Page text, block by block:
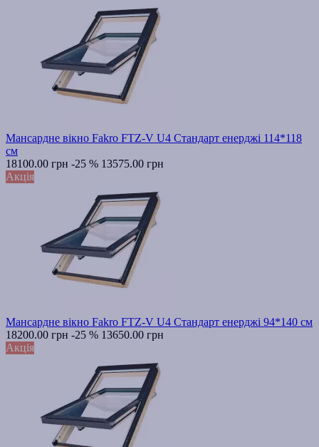
Мансардне вікно Fakro FTZ-V U4 Стандарт енерджі 114*118
см
18100.00 грн -25 % 13575.00 грн
Акція
Мансардне вікно Fakro FTZ-V U4 Стандарт енерджі 94*140 см
18200.00 грн -25 % 13650.00 грн
Акція